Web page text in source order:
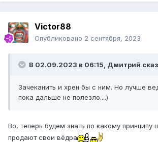
Victor88
Опубликовано 2 сентября, 2023
В 02.09.2023 в 06:15, Дмитрий
Зачеканить и хрен бы с ним. Но лучше
пока дальше не полезло....)
Во, теперь будем знать по какому принципу
продают свои вёдра